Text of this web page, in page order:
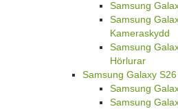
Samsung
Samsung
Kameraskydd
Samsung
Hörlurar
Samsung Galaxy
Samsung
Samsung